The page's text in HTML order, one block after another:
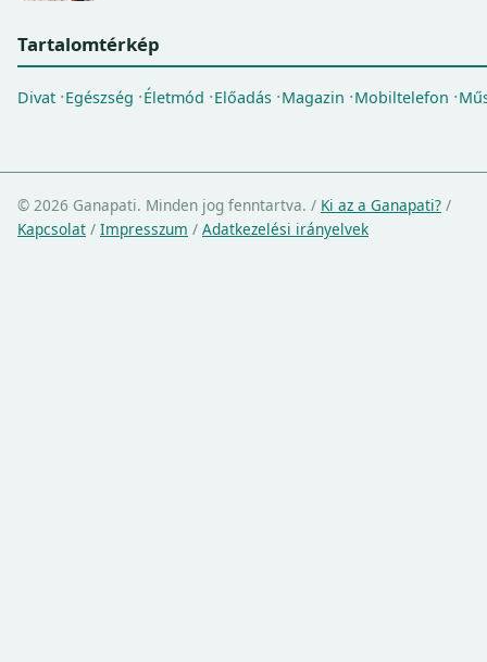
Tartalomtérkép
Divat Egészség Életmód Előadás Magazin Mobiltelefon
© 2026 Ganapati. Minden jog fenntartva. / Ki az a Ganapati? /
Kapcsolat / Impresszum / Adatkezelési irányelvek